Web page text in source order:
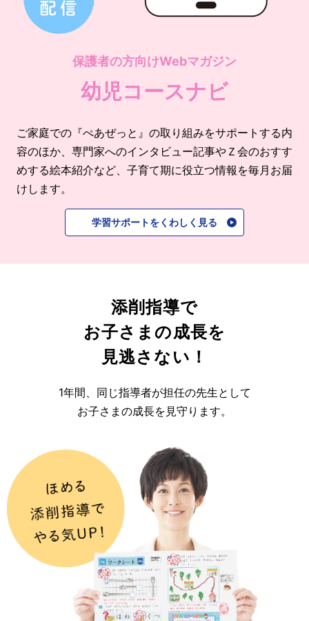
保護者の方向けWebマガジン
幼児コースナビ
ご家庭での『ぺあぜっと』の取り組みをサポートする内
容のほか、専門家へのインタビュー記事やＺ会のおすす
めする絵本紹介など、子育て期に役立つ情報を毎月お届
けします。
学習サポートをくわしく見る
添削指導で
お子さまの成長を
見逃さない！
1年間、同じ指導者が担任の先生として
お子さまの成長を見守ります。